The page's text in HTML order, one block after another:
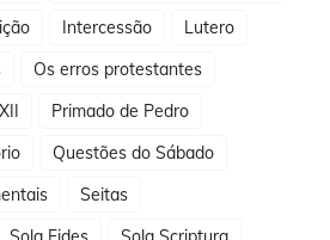
Intercessão
Lutero
Os erros protestantes
Primado de Pedro
Questões do Sábado
Seitas